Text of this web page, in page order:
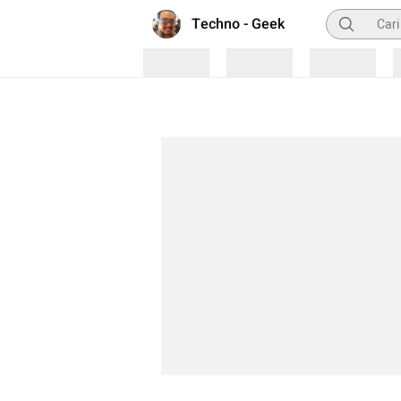
Techno - Geek Pencarian